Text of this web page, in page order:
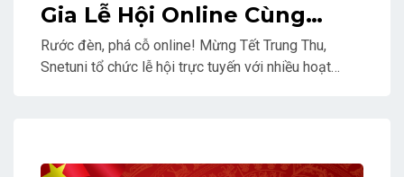
Gia Lễ Hội Online Cùng
Snetuni
Rước đèn, phá cỗ online! Mừng Tết Trung Thu,
Snetuni tổ chức lễ hội trực tuyến với nhiều hoạt